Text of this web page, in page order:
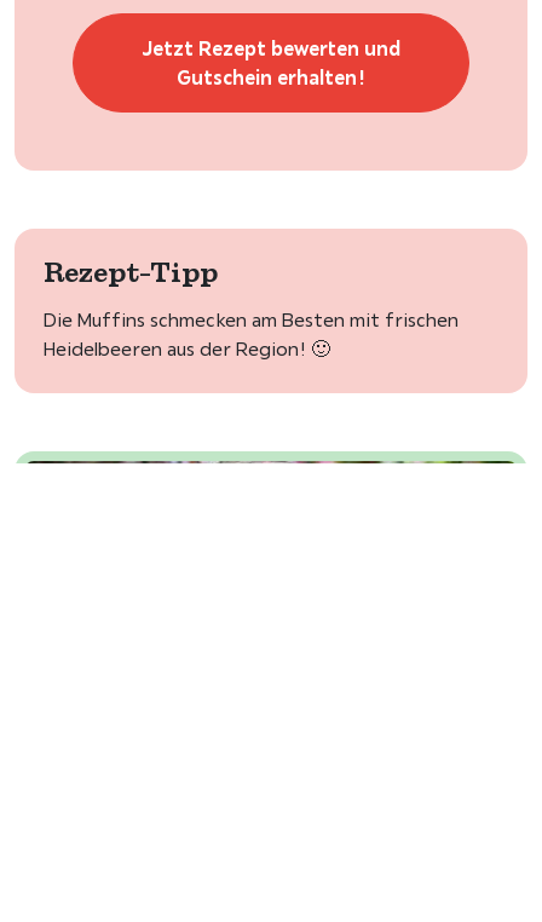
Jetzt Rezept bewerten und
Gutschein erhalten!
Rezept-Tipp
Die Muffins schmecken am Besten mit frischen
Heidelbeeren aus der Region! 🙂